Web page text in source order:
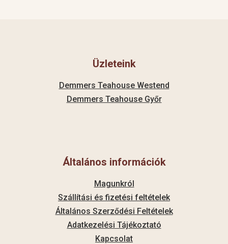
Üzleteink
Demmers Teahouse Westend
Demmers Teahouse Győr
Általános információk
Magunkról
Szállítási és fizetési feltételek
Általános Szerződési Feltételek
Adatkezelési Tájékoztató
Kapcsolat